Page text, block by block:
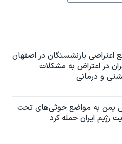
اعتراضی بازنشستگان در اصفهان
در اعتراض به مشکلات
و درمانی
یمن به مواضع حوثی‌های تحت
رژیم ایران حمله کرد